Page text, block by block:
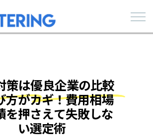
策は優良企業の比較
方がカギ！費用相場
を押さえて失敗しな
い選定術